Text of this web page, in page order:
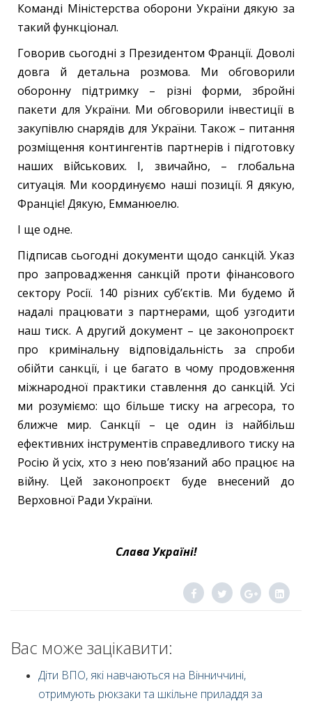
Команді Міністерства оборони України дякую за
такий функціонал.
Говорив сьогодні з Президентом Франції. Доволі
довга й детальна розмова. Ми обговорили
оборонну підтримку – різні форми, збройні
пакети для України. Ми обговорили інвестиції в
закупівлю снарядів для України. Також – питання
розміщення контингентів партнерів і підготовку
наших військових. І, звичайно, – глобальна
ситуація. Ми координуємо наші позиції. Я дякую,
Франціє! Дякую, Емманюелю.
І ще одне.
Підписав сьогодні документи щодо санкцій. Указ
про запровадження санкцій проти фінансового
сектору Росії. 140 різних суб’єктів. Ми будемо й
надалі працювати з партнерами, щоб узгодити
наш тиск. А другий документ – це законопроєкт
про кримінальну відповідальність за спроби
обійти санкції, і це багато в чому продовження
міжнародної практики ставлення до санкцій. Усі
ми розуміємо: що більше тиску на агресора, то
ближче мир. Санкції – це один із найбільш
ефективних інструментів справедливого тиску на
Росію й усіх, хто з нею пов’язаний або працює на
війну. Цей законопроєкт буде внесений до
Верховної Ради України.
Слава Україні!
Вас може зацікавити:
Діти ВПО, які навчаються на Вінниччині,
отримують рюкзаки та шкільне приладдя за